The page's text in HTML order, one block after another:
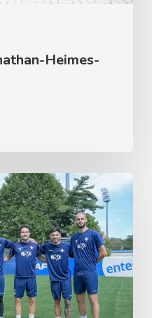
Heimes-